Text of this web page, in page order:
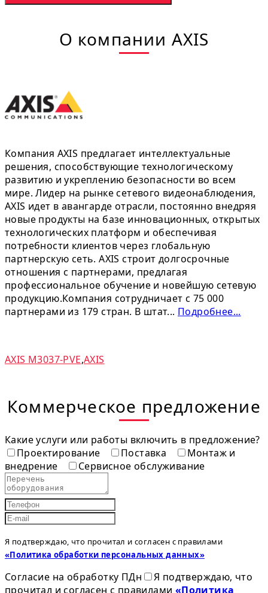
О компании AXIS
Компания AXIS предлагает интеллектуальные
решения, способствующие технологическому
развитию и укреплению безопасности во всем
мире. Лидер на рынке сетевого видеонаблюдения,
AXIS идет в авангарде отрасли, постоянно внедряя
новые продукты на базе инновационных, открытых
технологических платформ и обеспечивая
потребности клиентов через глобальную
партнерскую сеть. AXIS строит долгосрочные
отношения с партнерами, предлагая
профессиональное обучение и новейшую сетевую
продукцию.Компания сотрудничает с 75 000
партнерами из 179 стран. В штат... Подробнее...
AXIS M3037-PVE,AXIS
Коммерческое предложение
Какие услуги или работы включить в предложение?
Проектирование
Поставка
Монтаж и
внедрение
Сервисное обслуживание
Я подтверждаю, что прочитал и согласен с правилами
«Политика обработки персональных данных»
Согласие на обработку ПДн
Я подтверждаю, что
прочитал и согласен с правилами «Политика